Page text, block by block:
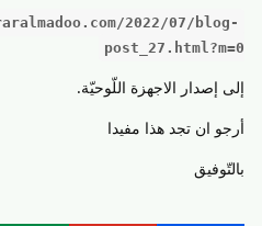
2022/07/blog-
post_27.html?m=0
إلى إصدار الاجهزة اللّوحيّة.
أرجو ان تجد هذا مفيدا
بالتّوفيق